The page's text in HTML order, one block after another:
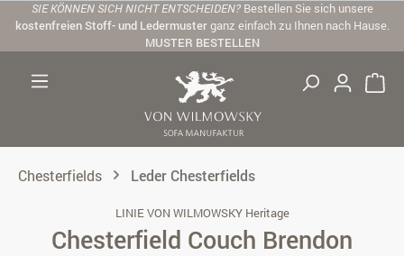
Zum Hauptinhalt springen
SIE KÖNNEN SICH NICHT ENTSCHEIDEN? Bestellen Sie sich unsere
kostenfreien Stoff- und Ledermusterganz einfach zu Ihnen nach Hause.
MUSTER BESTELLEN
Chesterfields Leder Chesterfields
LINIE VON WILMOWSKY Heritage
Chesterfield Couch Brendon